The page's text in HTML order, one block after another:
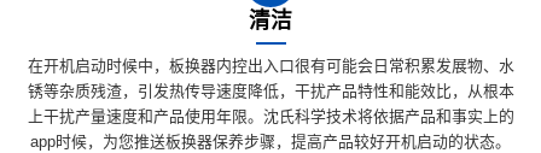
清洁
在开机启动时候中，板换器内控出入口很有可能会日常积累发展物、水
锈等杂质残渣，引发热传导速度降低，干扰产品特性和能效比，从根本
上干扰产量速度和产品使用年限。沈氏科学技术将依据产品和事实上的
app时候，为您推送板换器保养步骤，提高产品较好开机启动的状态。